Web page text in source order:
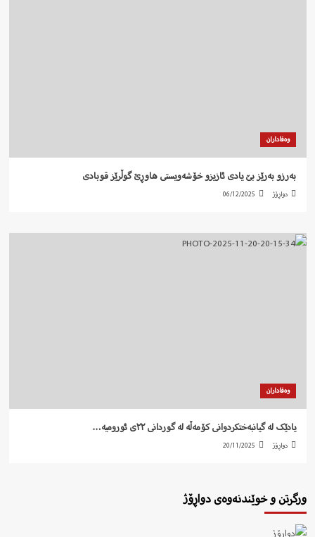
وەفاداران
بەرزو بەرێز بێ یادی ئازیزو خۆشەویستی هاوڕێ گوڵرێز قوبادی
دواڕۆژ 06/12/2025
وەفاداران
یادێک لە گیانبەختکردوانی کۆمەڵە لە گوردانی ٢٢ی ئورومیە…
دواڕۆژ 20/11/2025
ورگرتن و خوێندنەوەی دواڕۆژ